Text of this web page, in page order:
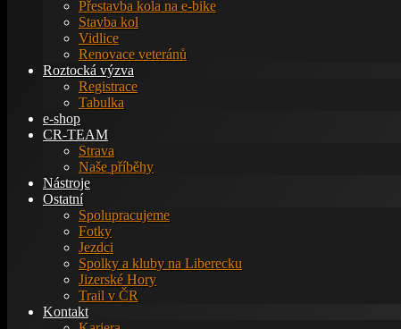
Přestavba kola na e-bike
Stavba kol
Vidlice
Renovace veteránů
Roztocká výzva
Registrace
Tabulka
e-shop
CR-TEAM
Strava
Naše příběhy
Nástroje
Ostatní
Spolupracujeme
Fotky
Jezdci
Spolky a kluby na Liberecku
Jizerské Hory
Trail v ČR
Kontakt